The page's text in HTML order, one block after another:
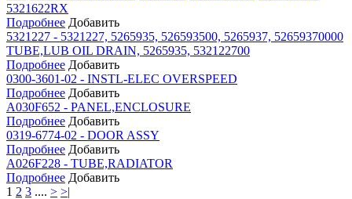
5321622RX
Подробнее Добавить
5321227 - 5321227, 5265935, 526593500, 5265937, 52659370000
TUBE,LUB OIL DRAIN, 5265935, 532122700
Подробнее Добавить
0300-3601-02 - INSTL-ELEC OVERSPEED
Подробнее Добавить
A030F652 - PANEL,ENCLOSURE
Подробнее Добавить
0319-6774-02 - DOOR ASSY
Подробнее Добавить
A026F228 - TUBE,RADIATOR
Подробнее Добавить
1 2 3 .... > >|